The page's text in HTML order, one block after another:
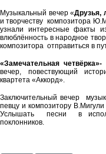
Музыкальный вечер «Друзья,
и творчеству композитора
узнали интересные факты
влюблённость в народное
композитора отправиться в
«Замечательная четвёрка»-
вечер, повествующий
квартета «Аккорд».
Заключительный вечер
певцу и композитору В.Мигули
Услышать песни в
поклонников.